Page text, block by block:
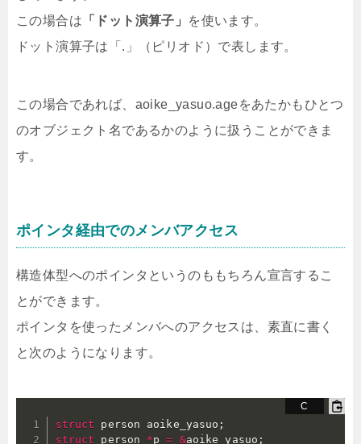
この場合は 「ドット演算子」
を使います。
ドット演算子は「.」（ピリオド）で表します。
この場合であれば、aoike_yasuo.ageをあたかもひとつ
のオブジェクト名であるかのように扱うことができま
す。
ポインタ経由でのメンバアクセス
構造体型へのポインタというのももちろん宣言するこ
とができます。
ポインタを使ったメンバへのアクセスは、素直に書く
と次のようになります。
struct person aoike_yasuo ;
struct person *p = &aoike_yasuo ;